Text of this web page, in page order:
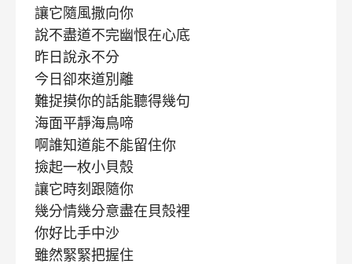
讓它隨風撒向你
說不盡道不完幽恨在心底
昨日說永不分
今日卻來道別離
難捉摸你的話能聽得幾句
海面平靜海鳥啼
啊誰知道能不能留住你
撿起一枚小貝殼
讓它時刻跟隨你
幾分情幾分意盡在貝殼裡
你好比手中沙
雖然緊緊把握住